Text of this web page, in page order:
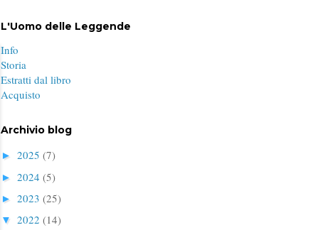
L'Uomo delle Leggende
Info
Storia
Estratti dal libro
Acquisto
Archivio blog
► 2025 (7)
► 2024 (5)
► 2023 (25)
▼ 2022 (14)